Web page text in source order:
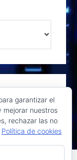
garantizar el
mejorar nuestros
rechazar las no
Política de cookies